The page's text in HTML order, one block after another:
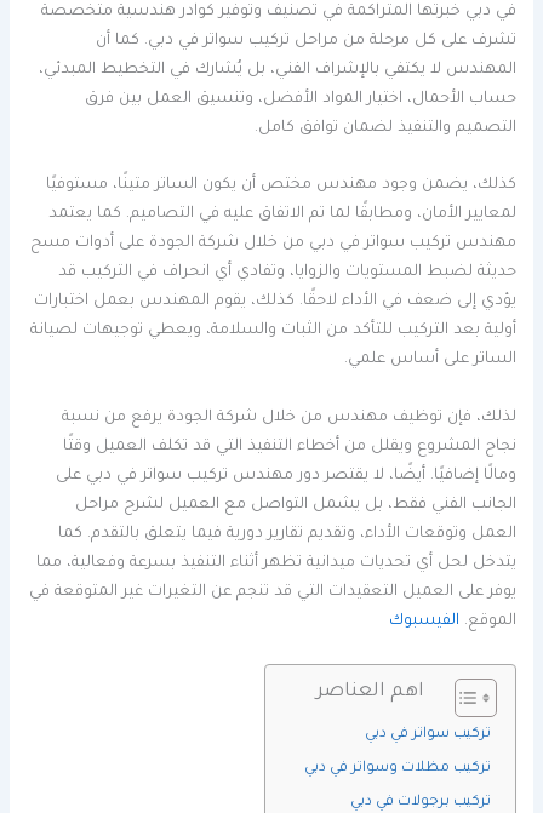
في دبي خبرتها المتراكمة في تصنيف وتوفير كوادر هندسية متخصصة
تشرف على كل مرحلة من مراحل تركيب سواتر في دبي. كما أن
المهندس لا يكتفي بالإشراف الفني، بل يُشارك في التخطيط المبدئي،
حساب الأحمال، اختيار المواد الأفضل، وتنسيق العمل بين فرق
التصميم والتنفيذ لضمان توافق كامل.
كذلك، يضمن وجود مهندس مختص أن يكون الساتر متينًا، مستوفيًا
لمعايير الأمان، ومطابقًا لما تم الاتفاق عليه في التصاميم. كما يعتمد
مهندس تركيب سواتر في دبي من خلال شركة الجودة على أدوات مسح
حديثة لضبط المستويات والزوايا، وتفادي أي انحراف في التركيب قد
يؤدي إلى ضعف في الأداء لاحقًا. كذلك، يقوم المهندس بعمل اختبارات
أولية بعد التركيب للتأكد من الثبات والسلامة، ويعطي توجيهات لصيانة
الساتر على أساس علمي.
لذلك، فإن توظيف مهندس من خلال شركة الجودة يرفع من نسبة
نجاح المشروع ويقلل من أخطاء التنفيذ التي قد تكلف العميل وقتًا
ومالًا إضافيًا. أيضًا، لا يقتصر دور مهندس تركيب سواتر في دبي على
الجانب الفني فقط، بل يشمل التواصل مع العميل لشرح مراحل
العمل وتوقعات الأداء، وتقديم تقارير دورية فيما يتعلق بالتقدم. كما
يتدخل لحل أي تحديات ميدانية تظهر أثناء التنفيذ بسرعة وفعالية، مما
يوفر على العميل التعقيدات التي قد تنجم عن التغيرات غير المتوقعة في
الموقع. الفيسبوك
اهم العناصر
تركيب سواتر في دبي
تركيب مظلات وسواتر في دبي
تركيب برجولات في دبي